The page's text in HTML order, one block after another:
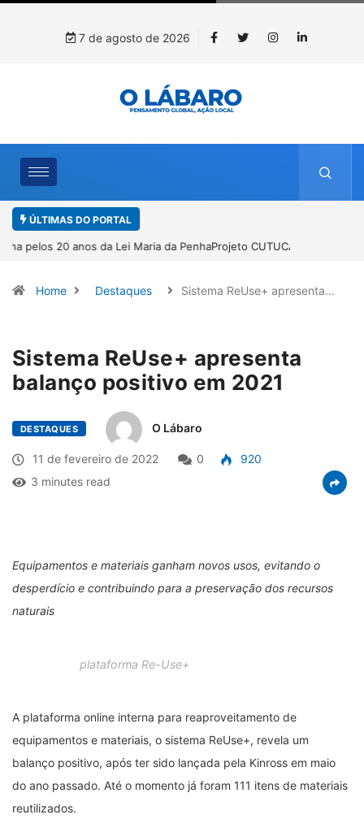
7 de agosto de 2026
ÚLTIMAS DO PORTAL
Projeto CUTUCAR abre nova edição e semeia o futuro por meio da
Home Destaques Sistema ReUse+ apresenta…
Sistema ReUse+ apresenta
balanço positivo em 2021
DESTAQUES O Lábaro
11 de fevereiro de 2022 0
920
3 minutes read
Equipamentos e materiais ganham novos usos, evitando o
desperdício e contribuindo para a preservação dos recursos
naturais
plataforma Re-Use+
A plataforma online interna para reaproveitamento de
equipamentos e materiais, o sistema ReUse+, revela um
balanço positivo, após ter sido lançada pela Kinross em maio
do ano passado. Até o momento já foram 111 itens de materiais
reutilizados.